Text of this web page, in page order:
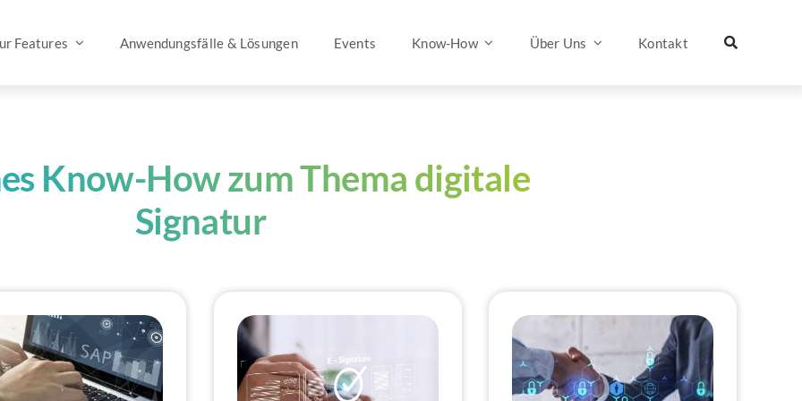
Features Anwendungsfälle & Lösungen Events Know-How Über Uns Kontakt
Know-How zum Thema digitale
Signatur